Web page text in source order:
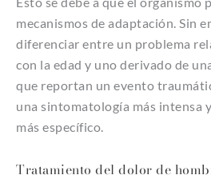
mecanismos de adaptación. Sin
diferenciar entre un problema
con la edad y uno derivado de
que reportan un evento
una sintomatología más intensa
más específico.
Tratamiento del dolor de